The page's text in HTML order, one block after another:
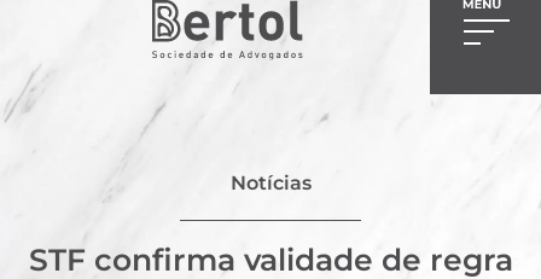
Notícias
STF confirma validade de regra